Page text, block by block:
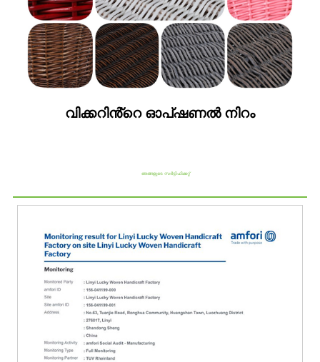
വിക്കറിൻ്റെ ഓപ്ഷണൽ നിറം
ഞങ്ങളുടെ സർട്ടിഫിക്കറ്റ്